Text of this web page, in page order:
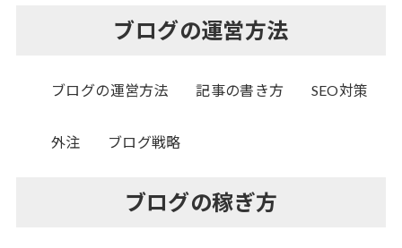
ブログの運営方法
ブログの運営方法 記事の書き方 SEO対策
外注 ブログ戦略
ブログの稼ぎ方